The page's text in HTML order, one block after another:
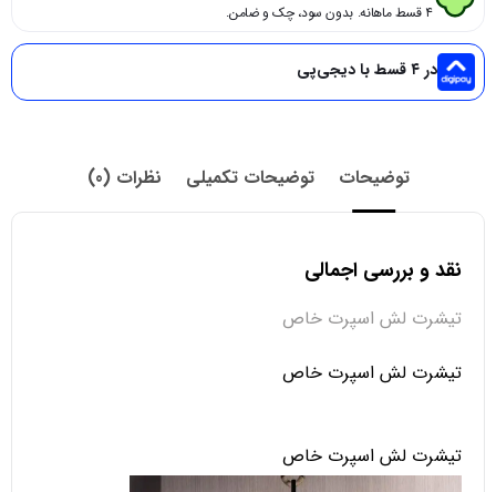
۴ قسط ماهانه. بدون سود، چک و ضامن.
در ۴ قسط با دیجی‌پی
توضیحات توضیحات تکمیلی نظرات (0)
نقد و بررسی اجمالی
تیشرت لش اسپرت خاص
تیشرت لش اسپرت خاص
تیشرت لش اسپرت خاص